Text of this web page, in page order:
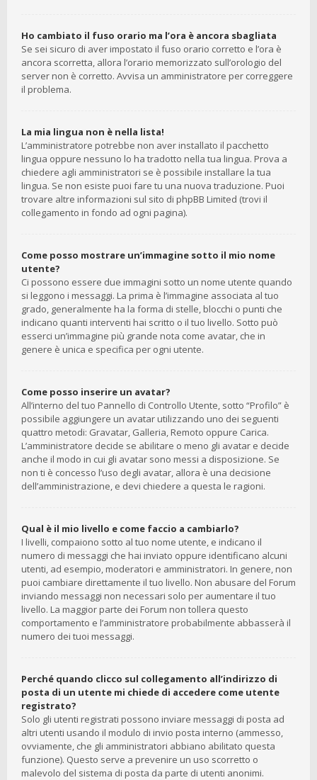
Ho cambiato il fuso orario ma l’ora è ancora sbagliata
Se sei sicuro di aver impostato il fuso orario corretto e l’ora è
ancora scorretta, allora l’orario memorizzato sull’orologio del
server non è corretto. Avvisa un amministratore per correggere
il problema.
La mia lingua non è nella lista!
L’amministratore potrebbe non aver installato il pacchetto
lingua oppure nessuno lo ha tradotto nella tua lingua. Prova a
chiedere agli amministratori se è possibile installare la tua
lingua. Se non esiste puoi fare tu una nuova traduzione. Puoi
trovare altre informazioni sul sito di phpBB Limited (trovi il
collegamento in fondo ad ogni pagina).
Come posso mostrare un’immagine sotto il mio nome
utente?
Ci possono essere due immagini sotto un nome utente quando
si leggono i messaggi. La prima è l’immagine associata al tuo
grado, generalmente ha la forma di stelle, blocchi o punti che
indicano quanti interventi hai scritto o il tuo livello. Sotto può
esserci un’immagine più grande nota come avatar, che in
genere è unica e specifica per ogni utente.
Come posso inserire un avatar?
All’interno del tuo Pannello di Controllo Utente, sotto “Profilo” è
possibile aggiungere un avatar utilizzando uno dei seguenti
quattro metodi: Gravatar, Galleria, Remoto oppure Carica.
L’amministratore decide se abilitare o meno gli avatar e decide
anche il modo in cui gli avatar sono messi a disposizione. Se
non ti è concesso l’uso degli avatar, allora è una decisione
dell’amministrazione, e devi chiedere a questa le ragioni.
Qual è il mio livello e come faccio a cambiarlo?
I livelli, compaiono sotto al tuo nome utente, e indicano il
numero di messaggi che hai inviato oppure identificano alcuni
utenti, ad esempio, moderatori e amministratori. In genere, non
puoi cambiare direttamente il tuo livello. Non abusare del Forum
inviando messaggi non necessari solo per aumentare il tuo
livello. La maggior parte dei Forum non tollera questo
comportamento e l’amministratore probabilmente abbasserà il
numero dei tuoi messaggi.
Perché quando clicco sul collegamento all’indirizzo di
posta di un utente mi chiede di accedere come utente
registrato?
Solo gli utenti registrati possono inviare messaggi di posta ad
altri utenti usando il modulo di invio posta interno (ammesso,
ovviamente, che gli amministratori abbiano abilitato questa
funzione). Questo serve a prevenire un uso scorretto o
malevolo del sistema di posta da parte di utenti anonimi.